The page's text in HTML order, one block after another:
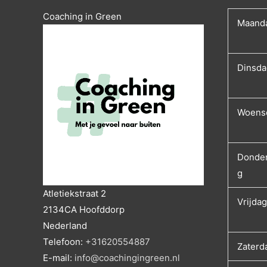
Coaching in Green
Atletiekstraat 2
2134CA Hoofddorp
Nederland
Telefoon: +31620554887
E-mail: info@coachingingreen.nl
g
Vrijdag